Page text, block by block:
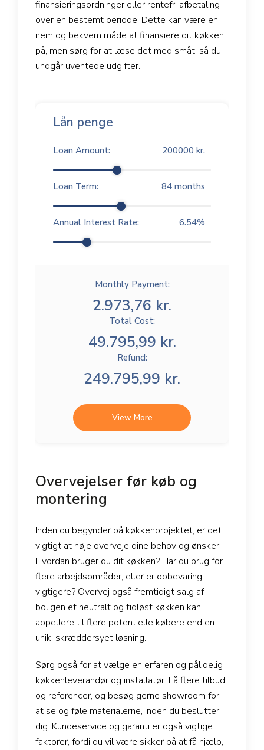
finansieringsordninger eller rentefri afbetaling
over en bestemt periode. Dette kan være en
nem og bekvem måde at finansiere dit køkken
på, men sørg for at læse det med småt, så du
undgår uventede udgifter.
Lån penge
Loan Amount: 200000 kr.
Loan Term: 84 months
Annual Interest Rate: 6.54%
Monthly Payment:
2.973,76 kr.
Total Cost:
49.795,99 kr.
Refund:
249.795,99 kr.
View More
Overvejelser før køb og
montering
Inden du begynder på køkkenprojektet, er det
vigtigt at nøje overveje dine behov og ønsker.
Hvordan bruger du dit køkken? Har du brug for
flere arbejdsområder, eller er opbevaring
vigtigere? Overvej også fremtidigt salg af
boligen et neutralt og tidløst køkken kan
appellere til flere potentielle købere end en
unik, skræddersyet løsning.
Sørg også for at vælge en erfaren og pålidelig
køkkenleverandør og installatør. Få flere tilbud
og referencer, og besøg gerne showroom for
at se og føle materialerne, inden du beslutter
dig. Kundeservice og garanti er også vigtige
faktorer, fordi du vil være sikker på at få hjælp,